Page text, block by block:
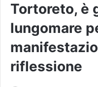
Tortoreto, è
lungomare
riflessione